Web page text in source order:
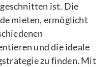
ist. Die
mieten, ermöglicht
und die ideale
zu finden. Mit